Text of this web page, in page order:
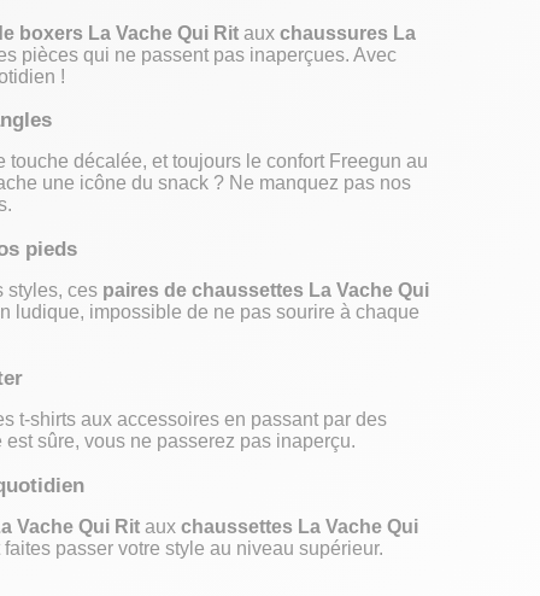
boxers La Vache Qui Rit aux chaussures La
pièces qui ne passent pas inaperçues. Avec
!
décalée, et toujours le confort Freegun au
une icône du snack ? Ne manquez pas nos
pieds
styles, ces paires de chaussettes La Vache Qui
ludique, impossible de ne pas sourire à chaque
t-shirts aux accessoires en passant par des
sûre, vous ne passerez pas inaperçu.
Vache Qui Rit aux chaussettes La Vache Qui
passer votre style au niveau supérieur.